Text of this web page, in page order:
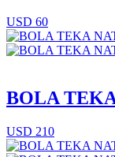
USD 60
BOLA
USD 210